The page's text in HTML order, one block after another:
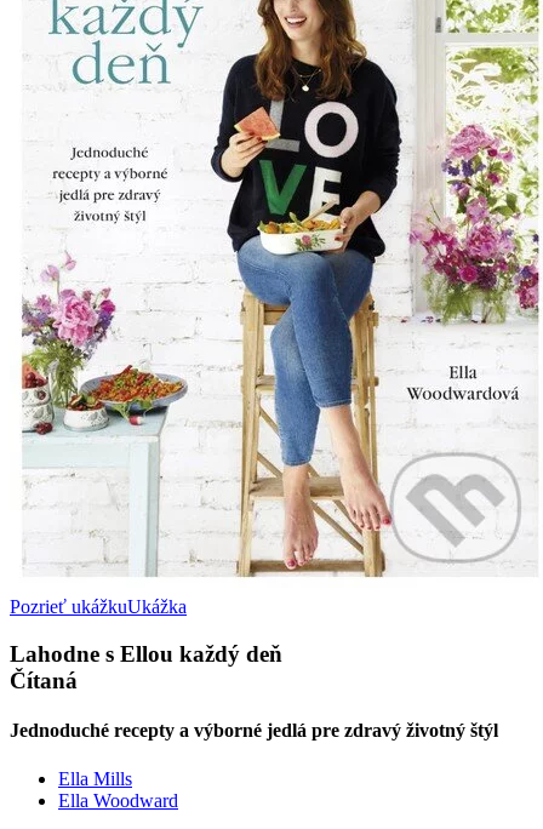
Pozrieť ukážkuUkážka
Lahodne s Ellou každý deň
Čítaná
Jednoduché recepty a výborné jedlá pre zdravý životný štýl
Ella Mills
Ella Woodward